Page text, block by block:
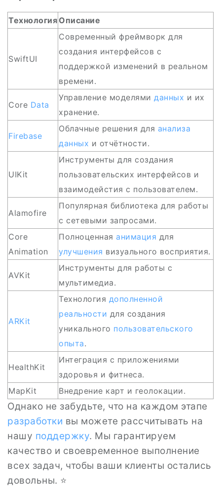
Технология Описание
SwiftUI
Современный фреймворк для
создания интерфейсов с
поддержкой изменений в реальном
времени.
Core Data
Управление моделями данных и их
хранение.
Firebase
Облачные решения для анализа
данных и отчётности.
UIKit
Инструменты для создания
пользовательских интерфейсов и
взаимодейстия с пользователем.
Alamofire
Популярная библиотека для работы
с сетевыми запросами.
Core
Animation
Полноценная анимация для
улучшения визуального восприятия.
AVKit
Инструменты для работы с
мультимедиа.
ARKit
Технология дополненной
реальности для создания
уникального пользовательского
опыта.
HealthKit
Интеграция с приложениями
здоровья и фитнеса.
MapKit
Внедрение карт и геолокации.
Однако не забудьте, что на каждом этапе
разработки вы можете рассчитывать на
нашу поддержку. Мы гарантируем
качество и своевременное выполнение
всех задач, чтобы ваши клиенты остались
довольны. ⭐